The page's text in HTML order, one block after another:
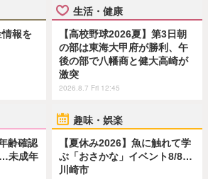
報を
生活・健康
【高校野球2026夏】第3日朝
の部は東海大甲府が勝利、午
後の部で八幡商と健大高崎が
激突
2026.8.7 Fri 12:45
齢確認
未成年
趣味・娯楽
【夏休み2026】魚に触れて学
ぶ「おさかな」イベント8/8…
川崎市